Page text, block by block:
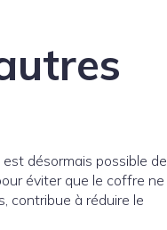
désormais possible de
éviter que le coffre ne
contribue à réduire le